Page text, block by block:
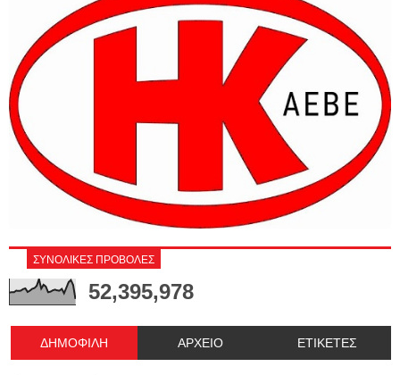
ΣΥΝΟΛΙΚΕΣ ΠΡΟΒΟΛΕΣ
52,395,978
ΔΗΜΟΦΙΛΗ ΑΡΧΕΙΟ ΕΤΙΚΕΤΕΣ